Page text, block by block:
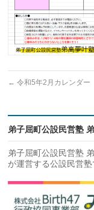
← 令和5年2月カレンダー
弟子屈町公設民営塾
弟子屈町公設民営塾
が運営する公設民営塾